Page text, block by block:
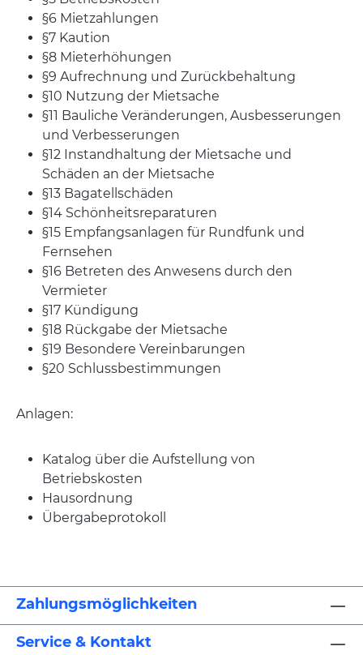
§6 Mietzahlungen
§7 Kaution
§8 Mieterhöhungen
§9 Aufrechnung und Zurückbehaltung
§10 Nutzung der Mietsache
§11 Bauliche Veränderungen, Ausbesserungen
und Verbesserungen
§12 Instandhaltung der Mietsache und
Schäden an der Mietsache
§13 Bagatellschäden
§14 Schönheitsreparaturen
§15 Empfangsanlagen für Rundfunk und
Fernsehen
§16 Betreten des Anwesens durch den
Vermieter
§17 Kündigung
§18 Rückgabe der Mietsache
§19 Besondere Vereinbarungen
§20 Schlussbestimmungen
Anlagen:
Katalog über die Aufstellung von
Betriebskosten
Hausordnung
Übergabeprotokoll
Zahlungsmöglichkeiten
Service & Kontakt